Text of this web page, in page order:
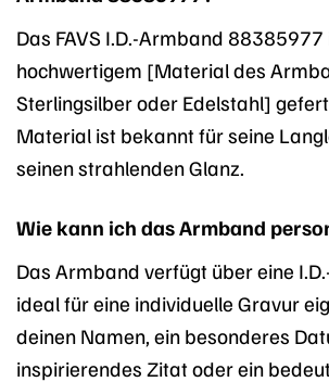
Das FAVS I.D.-Armband 88385977
hochwertigem [Material des
Sterlingsilber oder Edelstahl]
Material ist bekannt für seine
seinen strahlenden Glanz.
Wie kann ich das Armband
Das Armband verfügt über eine
ideal für eine individuelle Gravur
deinen Namen, ein besonderes
inspirierendes Zitat oder ein